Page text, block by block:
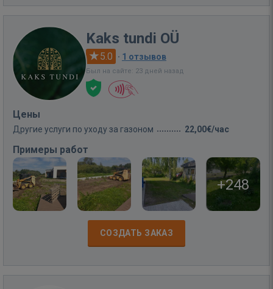
Kaks tundi OÜ
5.0 · 1 отзывов
Был на сайте: 23 дней назад
Цены
Другие услуги по уходу за газоном 22,00€/час
Примеры работ
+248
СОЗДАТЬ ЗАКАЗ